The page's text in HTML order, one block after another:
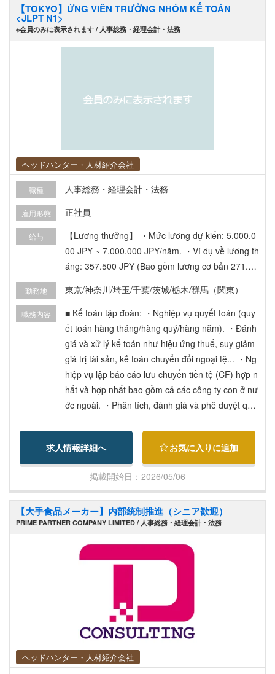
【TOKYO】ỨNG VIÊN TRƯỞNG NHÓM KẾ TOÁN
<JLPT N1>
※会員のみに表示されます / 人事総務・経理会計・法務
ヘッドハンター・人材紹介会社
職種 人事総務・経理会計・法務
雇用形態 正社員
給与
【Lương thưởng】 ・Mức lương dự kiến: 5.000.0
00 JPY ~ 7.000.000 JPY/năm. ・Ví dụ về lương th
áng: 357.500 JPY (Bao gồm lương cơ bản 271.90
・Tăng lương: 1 lần/năm. ・Tiền thưởng (Bonus):
2 lần/năm. 【Phúc lợi】 ・Đóng đầy đủ các loại b
ảo hiểm xã hội. ・Hỗ trợ một phần chi phí đi lại.
・Hội đồng cổ đông nhân viên, Quỹ Hagukumi. ・
Khám sức khỏe định kỳ, tiêm phòng cúm, tư vấn
với bác sĩ doanh nghiệp, Nghỉ ốm (Sick Leave).
・Đồ uống miễn phí, mua rượu sake giá ưu đãi c
ho nhân viên, trang phục tự do. ・Phụ cấp làm vi
ệc từ xa (Remote work), kỳ nghỉ đặc biệt khi mới
gia nhập công ty. ・Nghỉ trước/sau sinh, nghỉ chă
m con, làm việc rút ngắn thời gian, cộng đồng hỗ
trợ nuôi con, hỗ trợ dịch vụ làm việc nhà. ・Hỗ trợ
hoạt động câu lạc bộ, hỗ trợ Workation (kết hợp l
àm việc và du lịch). ・Hỗ trợ tổ chức các buổi học
tập, cho phép làm thêm nghề tay trái (cần xin phé
p), chế độ hỗ trợ lấy chứng chỉ, trợ cấp mua sách.
・Văn phòng cấm hút thuốc hoàn toàn.
勤務地 東京/神奈川/埼玉/千葉/茨城/栃木/群馬（関東）
職務内容
■ Kế toán tập đoàn: ・Nghiệp vụ quyết toán (quy
ết toán hàng tháng/hàng quý/hàng năm). ・Đánh
giá và xử lý kế toán như hiệu ứng thuế, suy giảm
giá trị tài sản, kế toán chuyển đổi ngoại tệ... ・Ng
hiệp vụ lập báo cáo lưu chuyển tiền tệ (CF) hợp n
hất và hợp nhất bao gồm cả các công ty con ở nư
ớc ngoài. ・Phân tích, đánh giá và phê duyệt quy
ết toán hợp nhất và quyết toán của các công ty tr
ong tập đoàn. ・Quản lý các công ty trong tập đo
àn. ・Làm đầu mối liên hệ với cố vấn thuế về tính
toán số thuế, đối ứng nộp thuế. ・Nghiệp vụ công
bố thông tin (lập báo cáo tóm tắt quyết toán, báo
cáo hàng quý, báo cáo chứng khoán có giá, báo
cáo tính toán...). ・Đối ứng kiểm toán. ・Thiết kế
quy trình xử lý kế toán cho các dự án kinh doanh
năng lực trong tương lai: ・Thiết kế và triển khai k
ế toán toàn cầu. ・PMI (Tích hợp sau sáp nhập)
c công ty M&A. ・Quản lý KPI, quản lý ngân sách
và thực tế. ・Quản lý kinh doanh, phân tích kinh
doanh, hỗ trợ kinh doanh cho các công ty trong tậ
p đoàn. ・Nghiệp vụ tổng hợp và phân tích kết qu
ả kinh doanh hàng tháng & hàng quý (bao gồm c
求人情報詳細へ お気に入りに追加
掲載開始日：2026/05/06
【大手食品メーカー】内部統制推進（シニア歓迎）
PRIME PARTNER COMPANY LIMITED / 人事総務・経理会計・法務
ヘッドハンター・人材紹介会社